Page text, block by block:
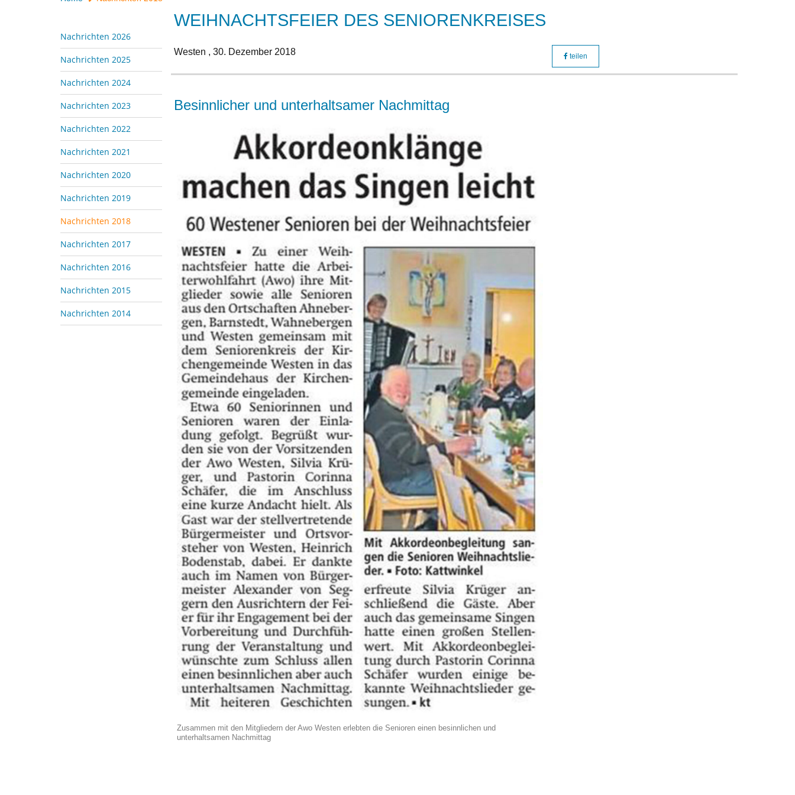
Nachrichten 2026
Nachrichten 2025
Nachrichten 2024
Nachrichten 2023
Nachrichten 2022
Nachrichten 2021
Nachrichten 2020
Nachrichten 2019
Nachrichten 2018
Nachrichten 2017
Nachrichten 2016
Nachrichten 2015
Nachrichten 2014
WEIHNACHTSFEIER DES SENIORENKREISES
Westen , 30. Dezember 2018 teilen
Besinnlicher und unterhaltsamer Nachmittag
Zusammen mit den Mitgliedern der Awo Westen erlebten die Senioren einen besinnlichen und
unterhaltsamen Nachmittag